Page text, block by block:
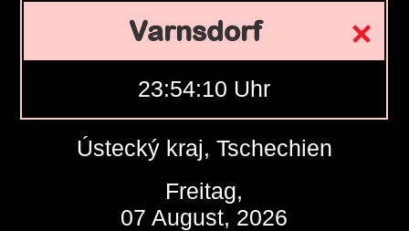
Varnsdorf
23:54:11 Uhr
Ústecký kraj, Tschechien
Freitag,
07 August, 2026